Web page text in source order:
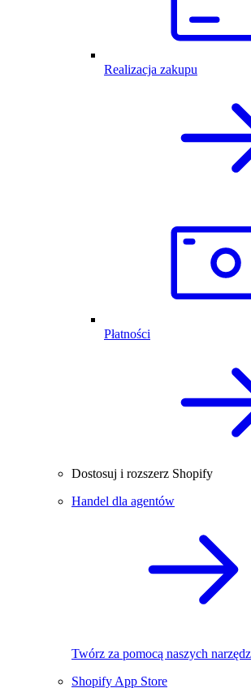
Realizacja zakupu
Płatności
Dostosuj i rozszerz Shopify
Handel dla agentów
Twórz za pomocą naszych
Shopify App Store